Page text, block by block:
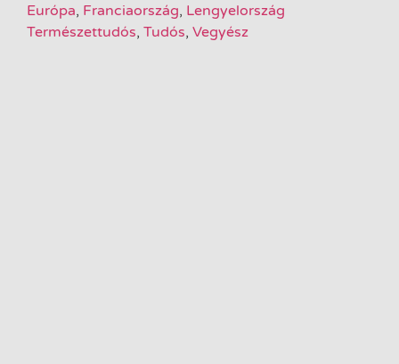
Európa, Franciaország, Lengyelország
Természettudós, Tudós, Vegyész